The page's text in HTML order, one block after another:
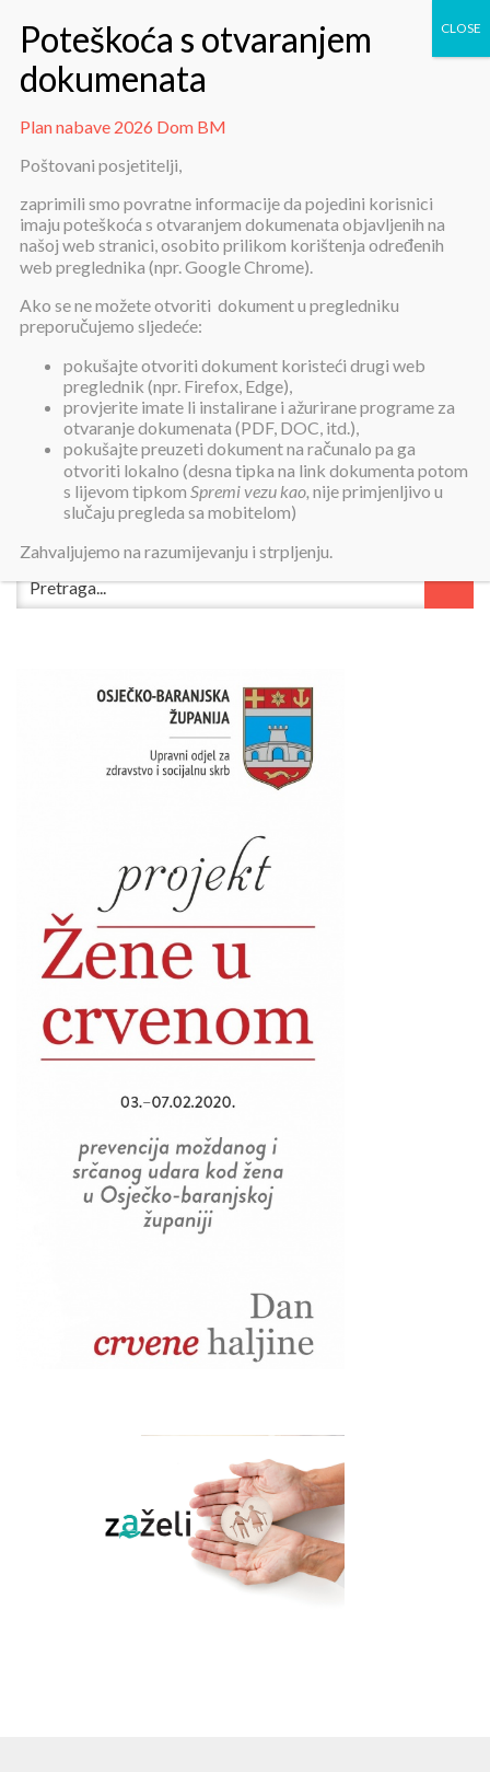
Plan nabave 2026 Dom BM
Plan nabave 2026 Dom BM
Objavljeno:7. siječnja 2026.
Plan nabave 2026 Dom BM
Plan nabave 2026 Dom BM
Poštovani posjetitelji,
zaprimili smo povratne informacije da pojedini korisnici
imaju poteškoća s otvaranjem dokumenata objavljenih na
našoj web stranici, osobito prilikom korištenja određenih
web preglednika (npr. Google Chrome).
Ako se ne možete otvoriti dokument u pregledniku
preporučujemo sljedeće:
pokušajte otvoriti dokument koristeći drugi web
preglednik (npr. Firefox, Edge),
provjerite imate li instalirane i ažurirane programe za
otvaranje dokumenata (PDF, DOC, itd.),
pokušajte preuzeti dokument na računalo pa ga
otvoriti lokalno (desna tipka na link dokumenta potom
s lijevom tipkom Spremi vezu kao, nije primjenljivo u
slučaju pregleda sa mobitelom)
Zahvaljujemo na razumijevanju i strpljenju.